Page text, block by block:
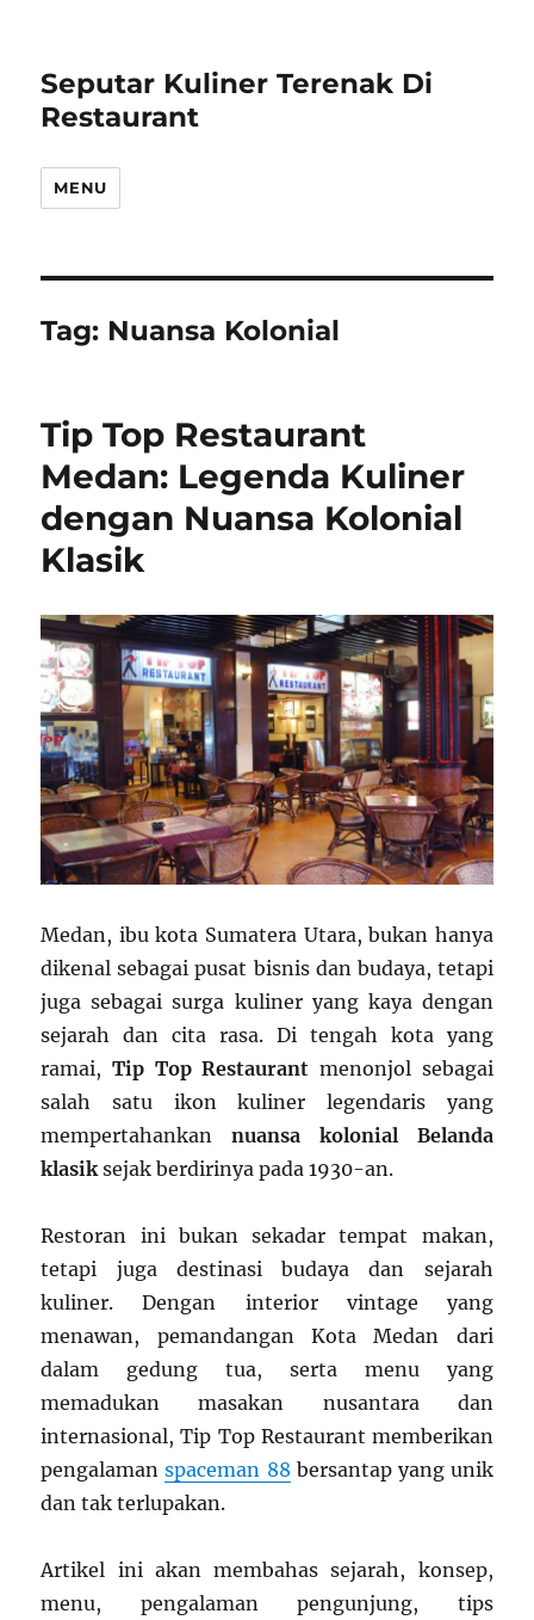
Seputar Kuliner Terenak Di
Restaurant
MENU
Tag: Nuansa Kolonial
Tip Top Restaurant
Medan: Legenda Kuliner
dengan Nuansa Kolonial
Klasik
Medan, ibu kota Sumatera Utara, bukan hanya
dikenal sebagai pusat bisnis dan budaya, tetapi
juga sebagai surga kuliner yang kaya dengan
sejarah dan cita rasa. Di tengah kota yang
ramai,Tip Top Restaurant menonjol sebagai
salah satu ikon kuliner legendaris yang
mempertahankannuansa kolonial Belanda
klasiksejak berdirinya pada 1930-an.
Restoran ini bukan sekadar tempat makan,
tetapi juga destinasi budaya dan sejarah
kuliner. Dengan interior vintage yang
menawan, pemandangan Kota Medan dari
dalam gedung tua, serta menu yang
memadukan masakan nusantara dan
internasional, Tip Top Restaurant memberikan
pengalamanspaceman 88 bersantap yang unik
dan tak terlupakan.
Artikel ini akan membahas sejarah, konsep,
menu, pengalaman pengunjung, tips